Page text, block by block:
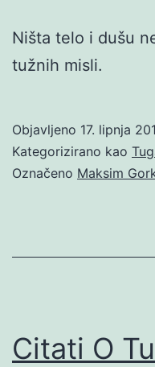
Ništa telo i dušu
tužnih misli.
Objavljeno 17. lipnja
Kategorizirano kao
Označeno Maksim
Citati O